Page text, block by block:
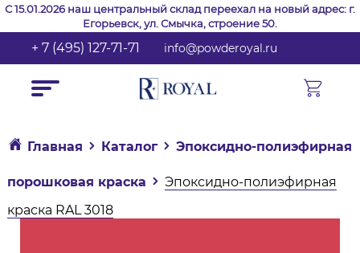
С 15.01.2026 наш центральный склад переехал на новый адрес: г.
Егорьевск, ул. Смычка, строение 50.
+ 7 (495) 127-71-71 info@powderoyal.ru
Главная Каталог Эпоксидно-полиэфирная
порошковая краска
Эпоксидно-полиэфирная
краска RAL 3018